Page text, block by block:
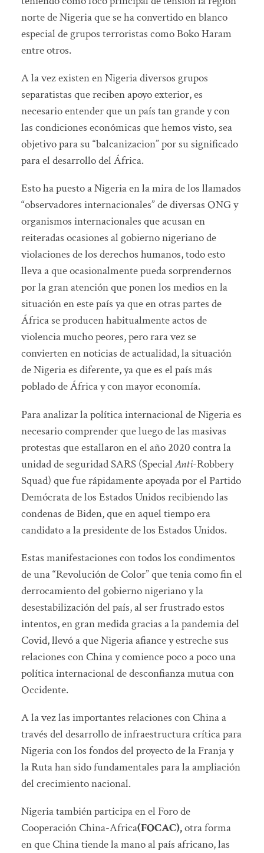
norte de Nigeria que se ha convertido en blanco
especial de grupos terroristas como Boko Haram
entre otros.
A la vez existen en Nigeria diversos grupos
separatistas que reciben apoyo exterior, es
necesario entender que un país tan grande y con
las condiciones económicas que hemos visto, sea
objetivo para su “balcanizacion” por su significado
para el desarrollo del África.
Esto ha puesto a Nigeria en la mira de los llamados
“observadores internacionales” de diversas ONG y
organismos internacionales que acusan en
reiteradas ocasiones al gobierno nigeriano de
violaciones de los derechos humanos, todo esto
lleva a que ocasionalmente pueda sorprendernos
por la gran atención que ponen los medios en la
situación en este país ya que en otras partes de
África se producen habitualmente actos de
violencia mucho peores, pero rara vez se
convierten en noticias de actualidad, la situación
de Nigeria es diferente, ya que es el país más
poblado de África y con mayor economía.
Para analizar la política internacional de Nigeria es
necesario comprender que luego de las masivas
protestas que estallaron en el año 2020 contra la
unidad de seguridad SARS (SpecialAnti-Robbery
Squad) que fue rápidamente apoyada por el Partido
Demócrata de los Estados Unidos recibiendo las
condenas de Biden, que en aquel tiempo era
candidato a la presidente de los Estados Unidos.
Estas manifestaciones con todos los condimentos
de una “Revolución de Color” que tenia como fin el
derrocamiento del gobierno nigeriano y la
desestabilización del país, al ser frustrado estos
intentos, en gran medida gracias a la pandemia del
Covid, llevó a que Nigeria afiance y estreche sus
relaciones con China y comience poco a poco una
política internacional de desconfianza mutua con
Occidente.
A la vez las importantes relaciones con China a
través del desarrollo de infraestructura crítica para
Nigeria con los fondos del proyecto de la Franja y
la Ruta han sido fundamentales para la ampliación
del crecimiento nacional.
Nigeria también participa en el Foro de
Cooperación China-Africa(FOCAC),otra forma
en que China tiende la mano al país africano, las